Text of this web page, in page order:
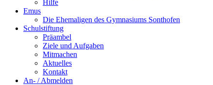
Hilfe
Emus
Die Ehemaligen des Gymnasiums Sonthofen
Schulstiftung
Präambel
Ziele und Aufgaben
Mitmachen
Aktuelles
Kontakt
An- / Abmelden